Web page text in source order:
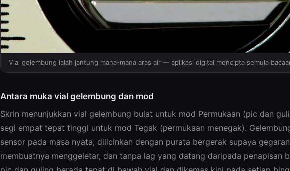
Vial gelembung ialah jantung mana-mana aras air — aplikasi digital mencipta semula
Antara muka vial gelembung dan mod
Skrin menunjukkan vial gelembung bulat untuk mod Permukaan (pic dan
segi empat tepat tinggi untuk mod Tegak (permukaan menegak).
sensor pada masa nyata, dilicinkan dengan purata bergerak supaya
membuatnya menggeletar, dan tanpa lag yang datang daripada penapisan